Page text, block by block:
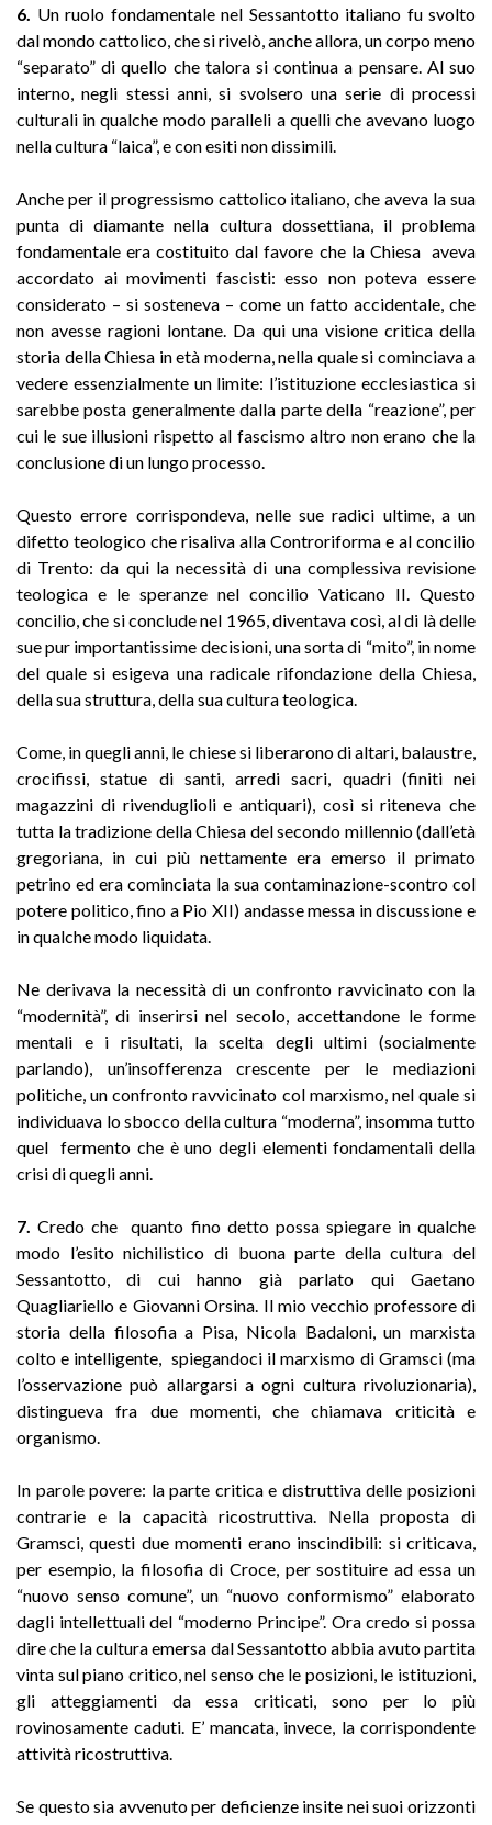
6. Un ruolo fondamentale nel Sessantotto italiano fu svolto
dal mondo cattolico, che si rivelò, anche allora, un corpo meno
“separato” di quello che talora si continua a pensare. Al suo
interno, negli stessi anni, si svolsero una serie di processi
culturali in qualche modo paralleli a quelli che avevano luogo
nella cultura “laica”, e con esiti non dissimili.
Anche per il progressismo cattolico italiano, che aveva la sua
punta di diamante nella cultura dossettiana, il problema
fondamentale era costituito dal favore che la Chiesa aveva
accordato ai movimenti fascisti: esso non poteva essere
considerato – si sosteneva – come un fatto accidentale, che
non avesse ragioni lontane. Da qui una visione critica della
storia della Chiesa in età moderna, nella quale si cominciava a
vedere essenzialmente un limite: l’istituzione ecclesiastica si
sarebbe posta generalmente dalla parte della “reazione”, per
cui le sue illusioni rispetto al fascismo altro non erano che la
conclusione di un lungo processo.
Questo errore corrispondeva, nelle sue radici ultime, a un
difetto teologico che risaliva alla Controriforma e al concilio
di Trento: da qui la necessità di una complessiva revisione
teologica e le speranze nel concilio Vaticano II. Questo
concilio, che si conclude nel 1965, diventava così, al di là delle
sue pur importantissime decisioni, una sorta di “mito”, in nome
del quale si esigeva una radicale rifondazione della Chiesa,
della sua struttura, della sua cultura teologica.
Come, in quegli anni, le chiese si liberarono di altari, balaustre,
crocifissi, statue di santi, arredi sacri, quadri (finiti nei
magazzini di rivenduglioli e antiquari), così si riteneva che
tutta la tradizione della Chiesa del secondo millennio (dall’età
gregoriana, in cui più nettamente era emerso il primato
petrino ed era cominciata la sua contaminazione-scontro col
potere politico, fino a Pio XII) andasse messa in discussione e
in qualche modo liquidata.
Ne derivava la necessità di un confronto ravvicinato con la
“modernità”, di inserirsi nel secolo, accettandone le forme
mentali e i risultati, la scelta degli ultimi (socialmente
parlando), un’insofferenza crescente per le mediazioni
politiche, un confronto ravvicinato col marxismo, nel quale si
individuava lo sbocco della cultura “moderna”, insomma tutto
quel fermento che è uno degli elementi fondamentali della
crisi di quegli anni.
7. Credo che quanto fino detto possa spiegare in qualche
modo l’esito nichilistico di buona parte della cultura del
Sessantotto, di cui hanno già parlato qui Gaetano
Quagliariello e Giovanni Orsina. Il mio vecchio professore di
storia della filosofia a Pisa, Nicola Badaloni, un marxista
colto e intelligente, spiegandoci il marxismo di Gramsci (ma
l’osservazione può allargarsi a ogni cultura rivoluzionaria),
distingueva fra due momenti, che chiamava criticità e
organismo.
In parole povere: la parte critica e distruttiva delle posizioni
contrarie e la capacità ricostruttiva. Nella proposta di
Gramsci, questi due momenti erano inscindibili: si criticava,
per esempio, la filosofia di Croce, per sostituire ad essa un
“nuovo senso comune”, un “nuovo conformismo” elaborato
dagli intellettuali del “moderno Principe”. Ora credo si possa
dire che la cultura emersa dal Sessantotto abbia avuto partita
vinta sul piano critico, nel senso che le posizioni, le istituzioni,
gli atteggiamenti da essa criticati, sono per lo più
rovinosamente caduti. E’ mancata, invece, la corrispondente
attività ricostruttiva.
Se questo sia avvenuto per deficienze insite nei suoi orizzonti